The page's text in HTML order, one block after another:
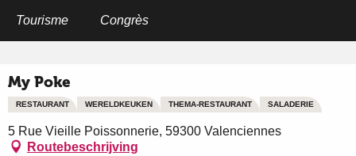
Tourisme Congrès
My Poke
RESTAURANT WERELDKEUKEN THEMA-RESTAURANT SALADERIE
5 Rue Vieille Poissonnerie, 59300 Valenciennes
Routebeschrijving